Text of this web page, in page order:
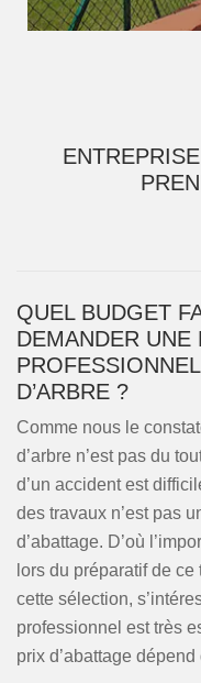
QUEL BUDGET
DEMANDER UNE
D’ARBRE ?
Comme nous le
d’arbre n’est pas du
d’un accident est
des travaux n’est pas
d’abattage. D’où
lors du préparatif de
cette sélection,
professionnel est très
prix d’abattage dépend